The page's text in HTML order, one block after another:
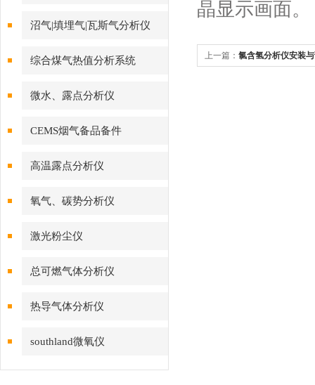
沼气|填埋气|瓦斯气分析仪
综合煤气热值分析系统
微水、露点分析仪
CEMS烟气备品备件
高温露点分析仪
氧气、碳势分析仪
激光粉尘仪
总可燃气体分析仪
热导气体分析仪
southland微氧仪
晶显示画面。
上一篇： 氯含氢分析仪安装